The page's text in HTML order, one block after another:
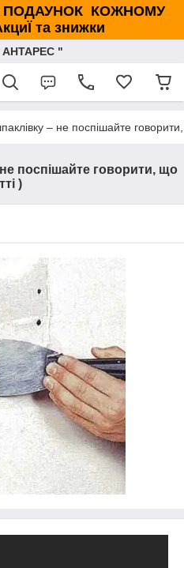
ПОДАУНОК КОЖНОМУ
та знижки
" АНТАРЕС "
– не поспішайте говорити,
поспішайте говорити, що
)